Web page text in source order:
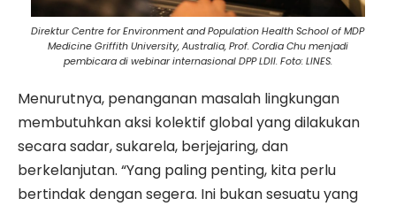
Direktur Centre for Environment and Population Health School of MDP
Medicine Griffith University, Australia, Prof. Cordia Chu menjadi
pembicara di webinar internasional DPP LDII. Foto: LINES.
Menurutnya, penanganan masalah lingkungan
membutuhkan aksi kolektif global yang dilakukan
secara sadar, sukarela, berjejaring, dan
berkelanjutan. “Yang paling penting, kita perlu
bertindak dengan segera. Ini bukan sesuatu yang